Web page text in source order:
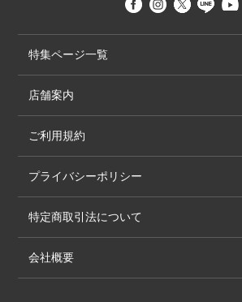
特集ページ一覧
店舗案内
ご利用規約
プライバシーポリシー
特定商取引法について
会社概要